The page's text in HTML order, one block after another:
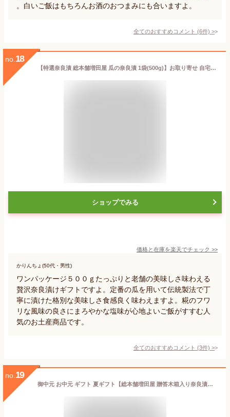
。白いご飯はもちろんお酒のおつまみにも合いますよ。
全てのおすすめコメント (6件) >
no. 18
【特選奈良漬 総本舗増田屋 瓜の奈良漬 1袋(500g)】お取り寄せ 自宅用 手土産 送料無料 国産 老舗 奈良漬け 食べ比べ 人気 お返し 奈良 御祝 御礼 ならづけ なら漬け 漬物 真空パック 個包装 おつまみ ごはんのお供 酒のあて うり 酒粕 酒かす 国産野菜
ショップでみる
価格と在庫を楽天でチェック >>
かりんちょ(50代・男性)
ワンパッケージ５００ｇたっぷりと老舗の美味しさ味わえる
贅沢奈良漬けギフトですよ。定番の瓜を用いて伝統製法で丁
寧に漬けた格別な美味しさ食感良く味わえますよ。糀のフワ
リな風味の良さにまろやかな塩味が心地よいご飯がすすむ人
気のお土産商品です。
全てのおすすめコメント (3件) >
no. 19
御中元 お中元 ギフト 夏ギフト【総本舗増田屋 贈答木箱入り奈良漬け詰合せ其の壱 瓜1本 大根150g 西瓜100g】お取り寄せ 手土産 送料無料 国産 老舗 奈良漬け 食べ比べ 人気 プレゼント 贈答品 お返し 奈良 御祝 御礼 ならづけ なら漬け うり すいか 漬物 酒粕